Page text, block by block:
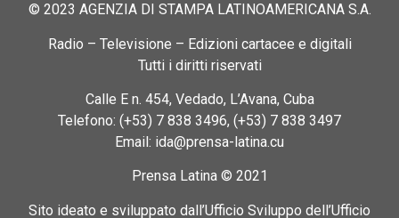
© 2023 AGENZIA DI STAMPA LATINOAMERICANA S.A.
Radio – Televisione – Edizioni cartacee e digitali
Tutti i diritti riservati
Calle E n. 454, Vedado, L’Avana, Cuba
Telefono: (+53) 7 838 3496, (+53) 7 838 3497
Email: ida@prensa-latina.cu
Prensa Latina © 2021
Sito ideato e sviluppato dall’Ufficio Sviluppo dell’Ufficio